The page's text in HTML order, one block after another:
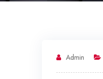
Admin